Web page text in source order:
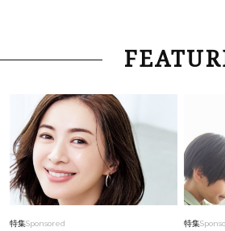
Fashion 2026.2.11
40代が今買うべきユニ
選〉
Fashion
「それユニクロって本
当に着たい【ユニクロ
特集Sponsored 特集